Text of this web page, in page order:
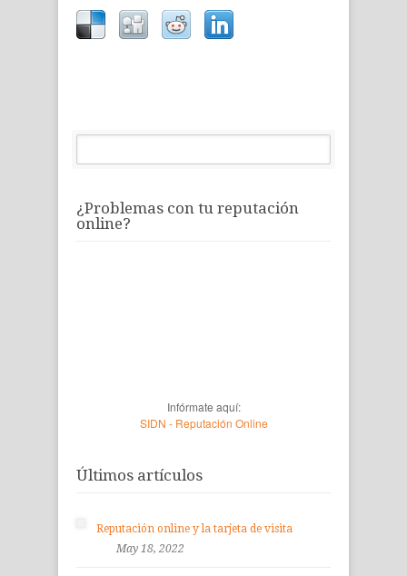
¿Problemas con tu reputación
online?
Infórmate aquí:
SIDN - Reputación Online
Últimos artículos
Reputación online y la tarjeta de visita
May 18, 2022